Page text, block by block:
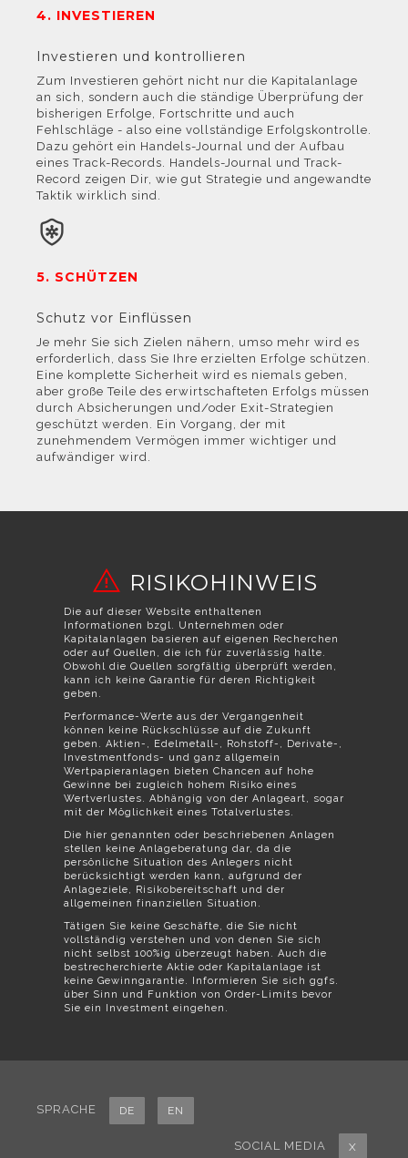
4. INVESTIEREN
Investieren und kontrollieren
Zum Investieren gehört nicht nur die Kapitalanlage
an sich, sondern auch die ständige Überprüfung der
bisherigen Erfolge, Fortschritte und auch
Fehlschläge - also eine vollständige Erfolgskontrolle.
Dazu gehört ein Handels-Journal und der Aufbau
eines Track-Records. Handels-Journal und Track-
Record zeigen Dir, wie gut Strategie und angewandte
Taktik wirklich sind.
5. SCHÜTZEN
Schutz vor Einflüssen
Je mehr Sie sich Zielen nähern, umso mehr wird es
erforderlich, dass Sie Ihre erzielten Erfolge schützen.
Eine komplette Sicherheit wird es niemals geben,
aber große Teile des erwirtschafteten Erfolgs müssen
durch Absicherungen und/oder Exit-Strategien
geschützt werden. Ein Vorgang, der mit
zunehmendem Vermögen immer wichtiger und
aufwändiger wird.
RISIKOHINWEIS
Die auf dieser Website enthaltenen
Informationen bzgl. Unternehmen oder
Kapitalanlagen basieren auf eigenen Recherchen
oder auf Quellen, die ich für zuverlässig halte.
Obwohl die Quellen sorgfältig überprüft werden,
kann ich keine Garantie für deren Richtigkeit
geben.
Performance-Werte aus der Vergangenheit
können keine Rückschlüsse auf die Zukunft
geben. Aktien-, Edelmetall-, Rohstoff-, Derivate-,
Investmentfonds- und ganz allgemein
Wertpapieranlagen bieten Chancen auf hohe
Gewinne bei zugleich hohem Risiko eines
Wertverlustes. Abhängig von der Anlageart, sogar
mit der Möglichkeit eines Totalverlustes.
Die hier genannten oder beschriebenen Anlagen
stellen keine Anlageberatung dar, da die
persönliche Situation des Anlegers nicht
berücksichtigt werden kann, aufgrund der
Anlageziele, Risikobereitschaft und der
allgemeinen finanziellen Situation.
Tätigen Sie keine Geschäfte, die Sie nicht
vollständig verstehen und von denen Sie sich
nicht selbst 100%ig überzeugt haben. Auch die
bestrecherchierte Aktie oder Kapitalanlage ist
keine Gewinngarantie. Informieren Sie sich ggfs.
über Sinn und Funktion von Order-Limits bevor
Sie ein Investment eingehen.
SPRACHE DE EN
SOCIAL MEDIA X